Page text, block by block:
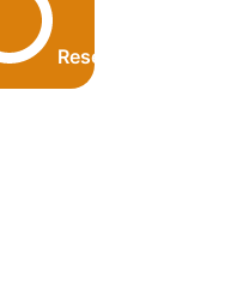
Resetten